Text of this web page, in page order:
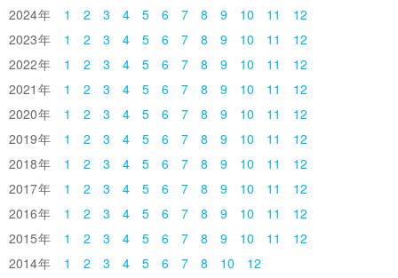
2024
1 2 3 4 5 6 7 8 9 10 11
12
2023
1 2 3 4 5 6 7 8 9 10 11
12
2022
1 2 3 4 5 6 7 8 9 10 11
12
2021
1 2 3 4 5 6 7 8 9 10 11
12
2020
1 2 3 4 5 6 7 8 9 10 11
12
2019
1 2 3 4 5 6 7 8 9 10 11
12
2018
1 2 3 4 5 6 7 8 9 10 11
12
2017
1 2 3 4 5 6 7 8 9 10 11
12
2016
1 2 3 4 5 6 7 8 9 10 11
12
2015
1 2 3 4 5 6 7 8 9 10 11
12
2014
1 2 3 4 5 6 7 8 10
12